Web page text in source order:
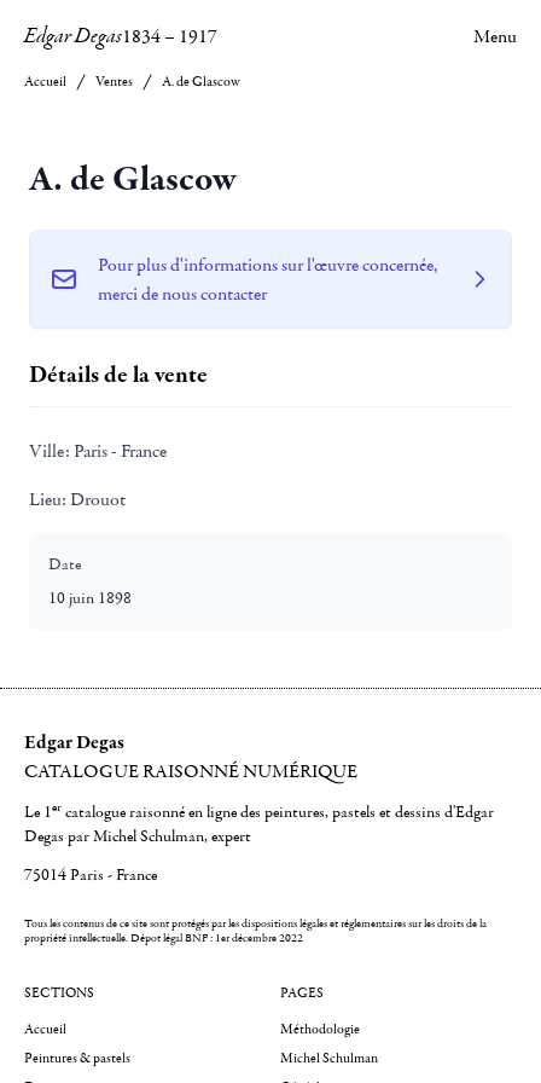
Edgar Degas1834– 1917 Menu
Accueil Ventes A. de Glascow
A. de Glascow
Pour plus d'informations sur l'œuvre concernée,
merci de nous contacter
Détails de la vente
Ville: Paris - France
Lieu: Drouot
Date
10 juin 1898
Edgar Degas
CATALOGUE RAISONNÉ NUMÉRIQUE
Le 1er catalogue raisonné en ligne des peintures, pastels et dessins d'Edgar
Degas par Michel Schulman, expert
75014 Paris - France
Tous les contenus de ce site sont protégés par les dispositions légales et réglementaires sur les droits de la
propriété intellectuelle.Dépot légal BNF : 1er décembre 2022
SECTIONS
Accueil
Peintures & pastels
PAGES
Méthodologie
Michel Schulman